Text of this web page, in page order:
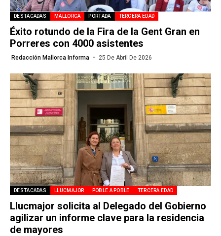
DESTACADAS MALLORCA PORTADA TERCERA EDAD
Éxito rotundo de la Fira de la Gent Gran en
Porreres con 4000 asistentes
Redacción Mallorca Informa 25 De Abril De 2026
DESTACADAS LLUCMAJOR POBLE A POBLE TERCERA EDAD
Llucmajor solicita al Delegado del Gobierno
agilizar un informe clave para la residencia
de mayores